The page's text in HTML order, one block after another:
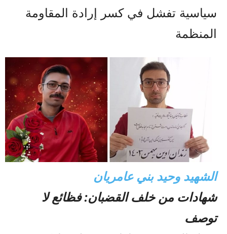
سياسية تفشل في كسر إرادة المقاومة
المنظمة
الشهيد وحيد بني عامريان
شهادات من خلف القضبان: فظائع لا
توصف